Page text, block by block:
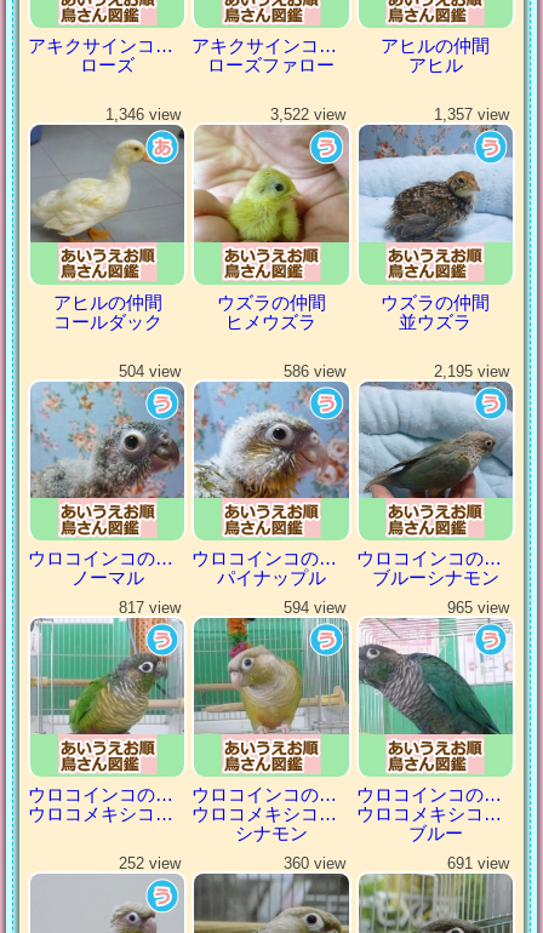
アキクサインコ（秋草インコ）
ローズ
アキクサインコ（秋草インコ）
ローズファロー
アヒルの仲間
アヒル
1,346 view
アヒルの仲間
コールダック
3,522 view
ウズラの仲間
ヒメウズラ
1,357 view
ウズラの仲間
並ウズラ
504 view
ウロコインコの仲間
ノーマル
586 view
ウロコインコの仲間
パイナップル
2,195 view
ウロコインコの仲間
ブルーシナモン
817 view
ウロコインコの仲間
ウロコメキシコインコ
594 view
ウロコインコの仲間
ウロコメキシコインコ
シナモン
965 view
ウロコインコの仲間
ウロコメキシコインコ
ブルー
252 view 360 view 691 view